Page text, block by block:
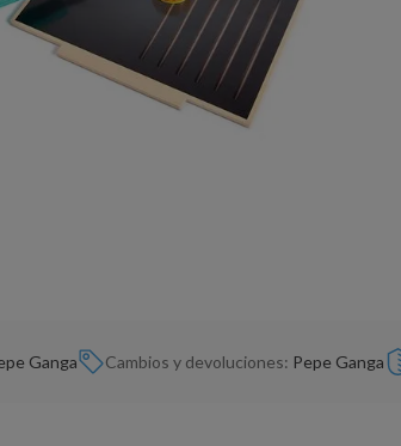
Ganga Cambios y devoluciones: Pepe Ganga